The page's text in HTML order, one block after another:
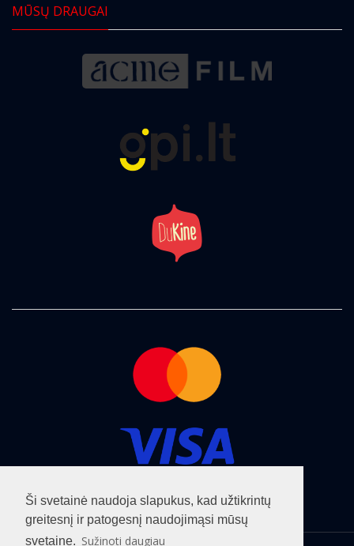
Ši svetainė naudoja slapukus, kad užtikrintų
greitesnį ir patogesnį naudojimąsi mūsų
svetaine. Sužinoti daugiau
MŪSŲ DRAUGAI